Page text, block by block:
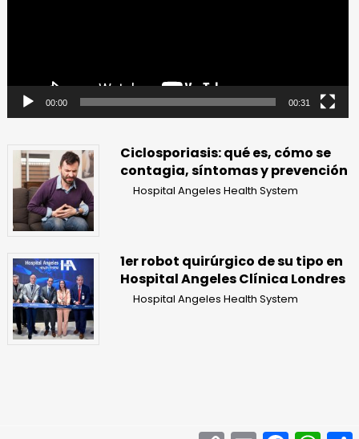
00:00 00:31
Ciclosporiasis: qué es, cómo se
contagia, síntomas y prevención
Hospital Angeles Health System
1er robot quirúrgico de su tipo en
Hospital Angeles Clínica Londres
Hospital Angeles Health System